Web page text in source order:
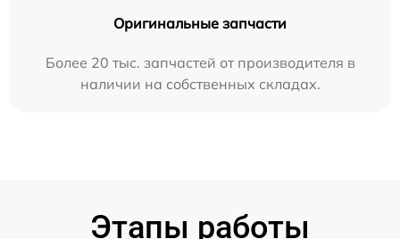
Оригинальные запчасти
Более 20 тыс. запчастей от производителя в
наличии на собственных складах.
Этапы работы